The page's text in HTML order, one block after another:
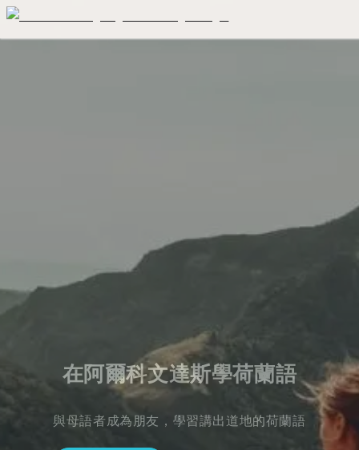
在阿爾科文達斯學荷蘭語
與母語者成為朋友，學習講出道地的荷蘭語